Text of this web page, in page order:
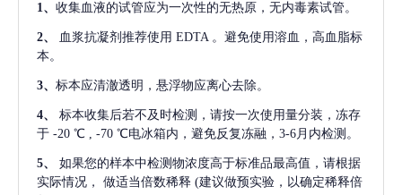
1、 收集血液的试管应为一次性的无热原，无内毒素试管。
2、 血浆抗凝剂推荐使用 EDTA 。避免使用溶血，高血脂标
本。
3、 标本应清澈透明，悬浮物应离心去除。
4、
标本收集后若不及时检测，请按一次使用量分装，冻存
于 -20 ℃ , -70 ℃电冰箱内，避免反复冻融，3-6月内检测。
5、
如果您的样本中检测物浓度高于标准品最高值，请根据
实际情况，
做适当倍数稀释 (建议做预实验，以确定稀释倍